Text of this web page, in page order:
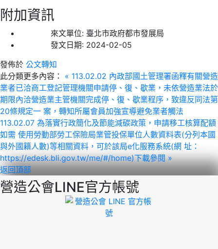
附加資訊
來文單位: 臺北市政府都市發展局
發文日期: 2024-02-05
發佈於 公文轉知
此分類更多內容：
« 113.02.02 內政部國土管理署函釋有關營造
業者已洽商工登記管理機關申請停、復、歇業，未依營造業法於
期限內洽營造業主管機關完成停、復、歇業程序，致違反同法第
20條規定一 案，轉知所屬會員加強宣導避免業者觸法
113.02.07 為落實行政簡化及節能減碳政策，申請移工核算配額
如需 使用勞動部勞工保險局業管投保單位人數資料表(分列本國
與外國籍人數)等相關資料，可於該局e化服務系統(網 址：
https://edesk.bli.gov.tw/me/#/home)下載參閱 »
返回頂部
營造公會LINE官方帳號